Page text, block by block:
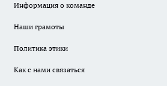
Информация о команде
Наши грамоты
Политика этики
Как с нами связаться